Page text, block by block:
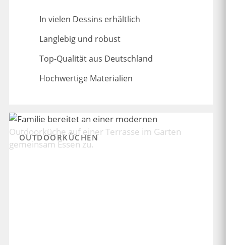
In vielen Dessins erhältlich
Langlebig und robust
Top-Qualität aus Deutschland
Hochwertige Materialien
OUTDOORKÜCHEN